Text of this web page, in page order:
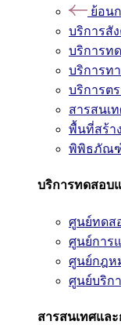
ย้อน
บริการสั
บริการท
บริการท
บริการต
สารสนเ
พื้นที่สร้า
พิพิธภัณ
บริการทดสอบ
ศูนย์ทดส
ศูนย์การ
ศูนย์กฎห
ศูนย์บริก
สารสนเทศแล